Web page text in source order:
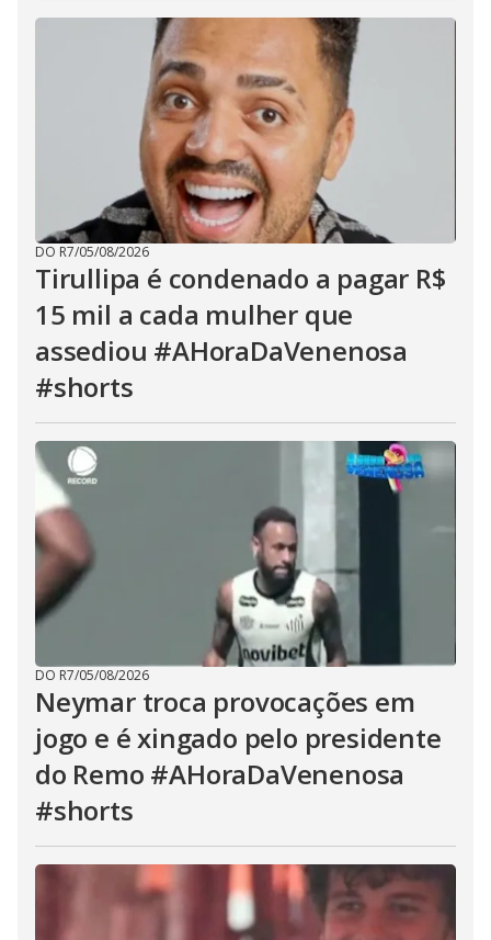
DO R7/05/08/2026
Tirullipa é condenado a pagar R$
15 mil a cada mulher que
assediou #AHoraDaVenenosa
#shorts
DO R7/05/08/2026
Neymar troca provocações em
jogo e é xingado pelo presidente
do Remo #AHoraDaVenenosa
#shorts